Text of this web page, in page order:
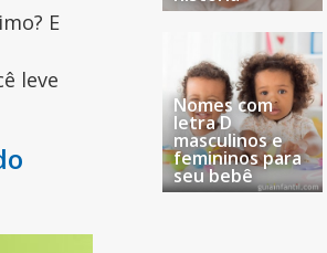
E
leve
Nomes com
letra D
masculinos e
femininos para
seu bebê